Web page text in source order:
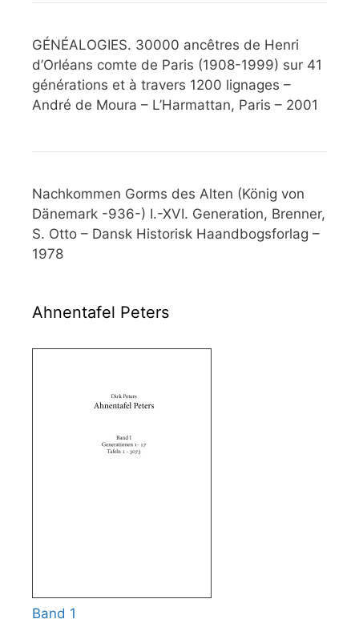
GÉNÉALOGIES. 30000 ancêtres de Henri
d’Orléans comte de Paris (1908-1999) sur 41
générations et à travers 1200 lignages –
André de Moura – L’Harmattan, Paris – 2001
Nachkommen Gorms des Alten (König von
Dänemark -936-) I.-XVI. Generation, Brenner,
S. Otto – Dansk Historisk Haandbogsforlag –
1978
Ahnentafel Peters
Band 1